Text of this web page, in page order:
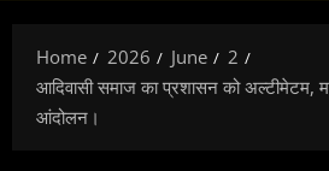
Home 2026 June
2
आदिवासी समाज का प्रशासन को अल्टीमेटम,
आंदोलन।